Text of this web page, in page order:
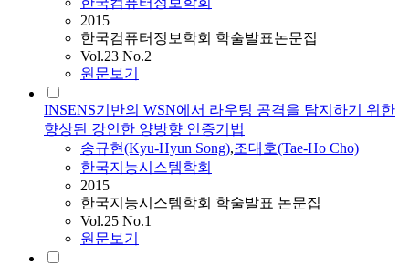
2015
한국컴퓨터정보학회 학술발표논문집
Vol.23 No.2
원문보기
INSENS기반의 WSN에서 라우팅 공격을 탐지하기 위한
향상된 강인한 양방향 인증기법
송규현(Kyu-Hyun Song),조대호(Tae-Ho Cho)
한국지능시스템학회
2015
한국지능시스템학회 학술발표 논문집
Vol.25 No.1
원문보기